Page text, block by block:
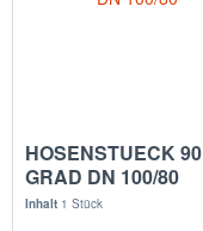
HOSENSTUECK 90
GRAD DN 100/80
Inhalt 1 Stück